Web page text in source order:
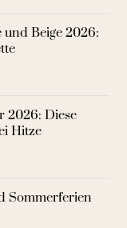
und Beige 2026:
2026: Diese
Hitze
Sommerferien